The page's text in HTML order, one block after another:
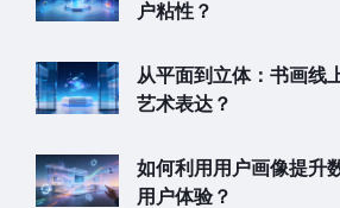
户粘性？
从平面到立体：书画线
艺术表达？
如何利用用户画像提升
用户体验？